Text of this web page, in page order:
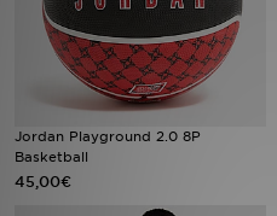
Jordan Playground 2.0 8P
Basketball
45,00€
Fußball
Lade die APP